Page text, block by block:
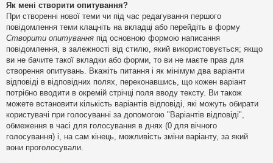
Як мені створити опитування?
При створенні нової теми чи під час редагування першого
повідомлення теми клацніть на вкладці або перейдіть в форму
Створити опитування під основною формою написання
повідомлення, в залежності від стилю, який використовується; якщо
ви не бачите такої вкладки або форми, то ви не маєте прав для
створення опитувань. Вкажіть питання і як мінімум два варіанти
відповіді в відповідних полях, переконавшись, що кожен варіант
потрібно вводити в окремій стрічці поля вводу тексту. Ви також
можете встановити кількість варіантів відповіді, які можуть обирати
користувачі при голосуванні за допомогою "Варіантів відповіді",
обмеження в часі для голосування в днях (0 для вічного
голосування) і, на сам кінець, можливість зміни варіанту, за який
вони проголосували.